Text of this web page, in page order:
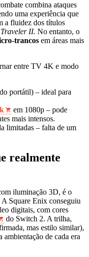
combina ataques
uma experiência que
a fluidez dos títulos
II. No entanto, o
em áreas mais
entre TV 4K e modo
portátil) – ideal para
em 1080p – pode
mais intensos.
limitadas – falta de um
realmente
iluminação 3D, é o
Square Enix conseguiu
digitais, com cores
do Switch 2. A trilha,
mas estilo similar),
ambientação de cada era